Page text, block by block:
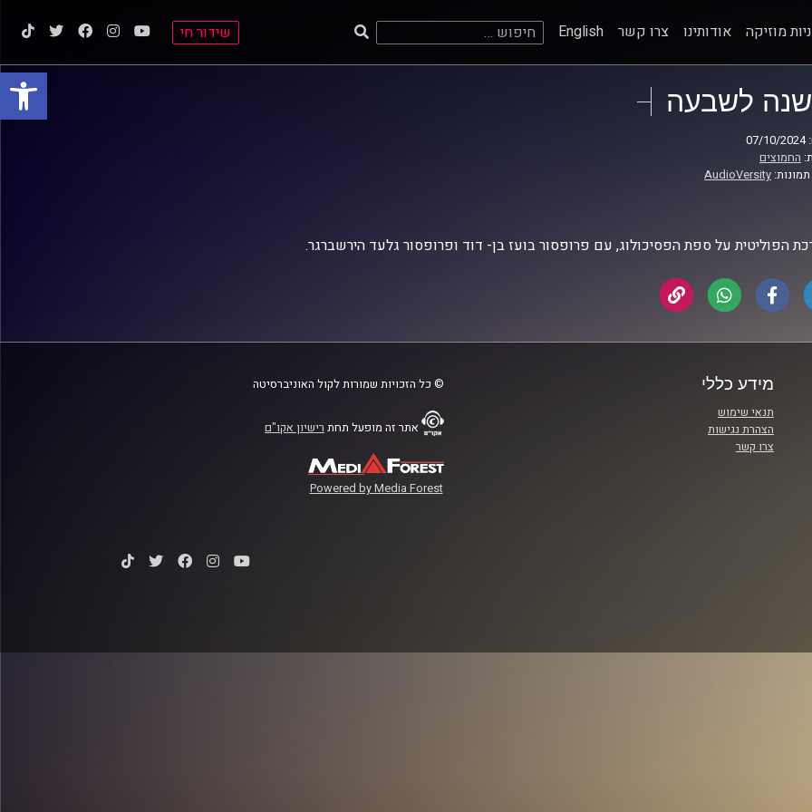
פתח
מוזיקה אודותינו צרו קשר English חיפוש: שידור חי
שנה לשבעה
החמוצים
AudioVersity
הפוליטית על ספת הפסיכולוג, עם פרופסור בועז בן- דוד ופרופסור גלעד הירשברגר.
מידע כללי
תנאי שימוש
הצהרת נגישות
צרו קשר
© כל הזכויות שמורות לקול האוניברסיטה
אתר זה מופעל תחת רישיון אקו"ם
Powered by Media Forest